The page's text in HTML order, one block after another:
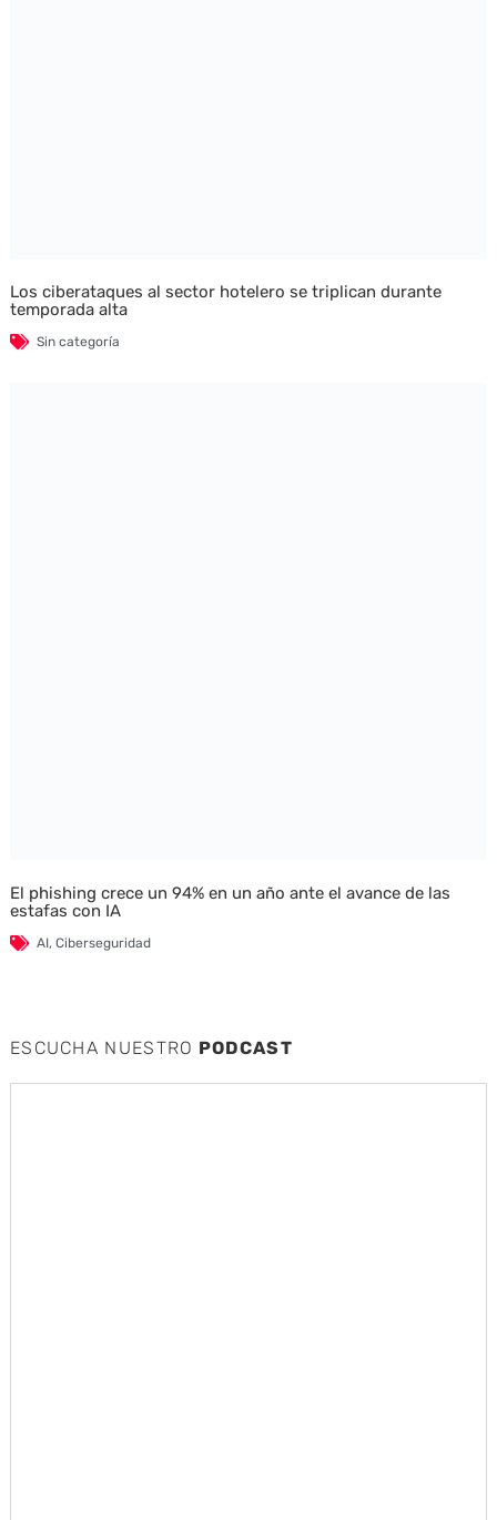
Los ciberataques al sector hotelero se triplican durante
temporada alta
Sin categoría
El phishing crece un 94% en un año ante el avance de las
estafas con IA
AI, Ciberseguridad
ESCUCHA NUESTRO PODCAST